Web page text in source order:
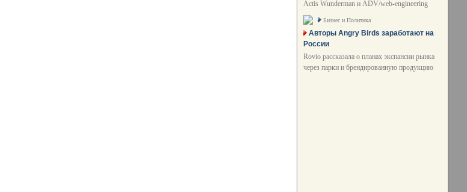
Actis Wunderman и ADV/web-engineering
Бизнес и Политика
Авторы Angry Birds заработают на
России
Rovio рассказала о планах экспансии рынка
через парки и брендированную продукцию